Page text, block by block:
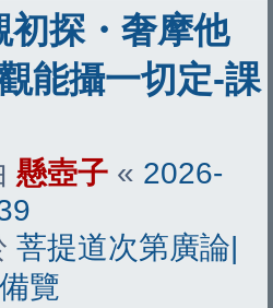
初探・奢摩他
能攝一切定-課
懸壺子 « 2026-
菩提道次第廣論|
覽